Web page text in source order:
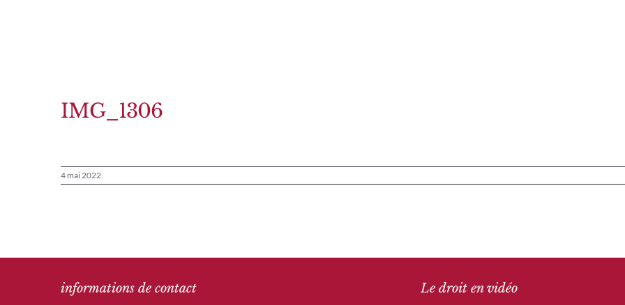
IMG_1306
4 mai 2022
informations de contact Le droit en vidéo